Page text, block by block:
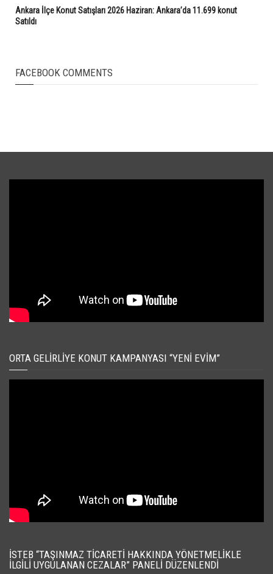
Ankara İlçe Konut Satışları 2026 Haziran: Ankara’da 11.699 konut
Satıldı
FACEBOOK COMMENTS
ORTA GELIRLIYE KONUT KAMPANYASI “YENI EVIM”
İSTEB “TAŞINMAZ TICARETI HAKKINDA YÖNETMELIKLE
İLGILI UYGULANAN CEZALAR” PANELI DÜZENLENDI